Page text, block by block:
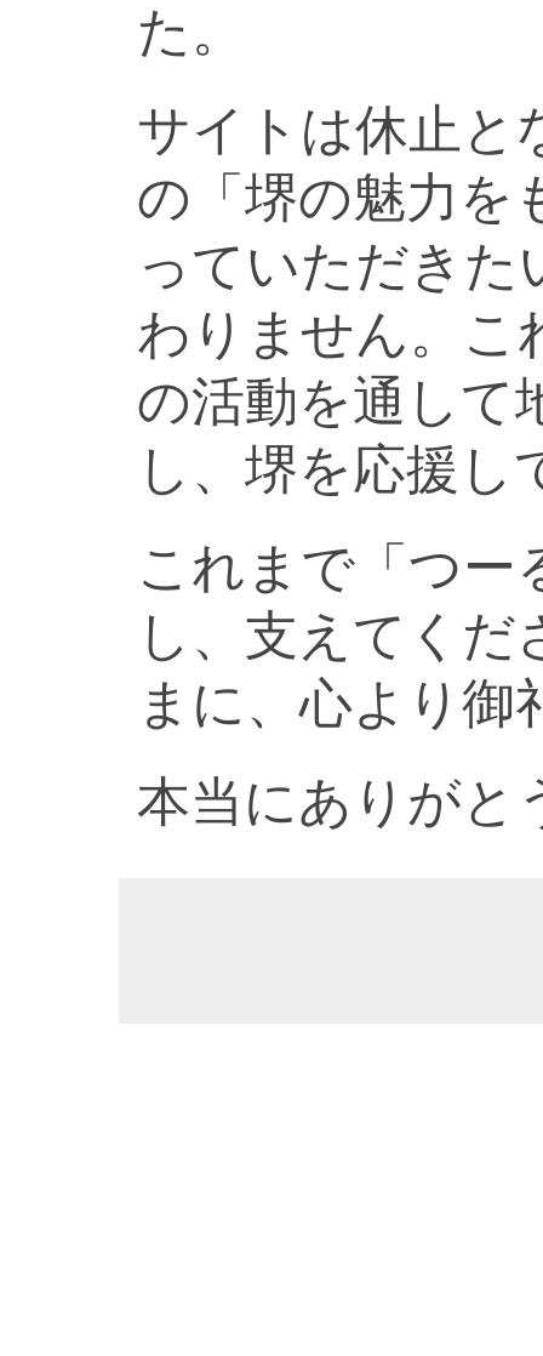
た。
サイトは休止と
の「堺の魅力を
っていただきた
わりません。こ
の活動を通して
し、堺を応援し
これまで「つー
し、支えてく
まに、心より御
本当にありがと